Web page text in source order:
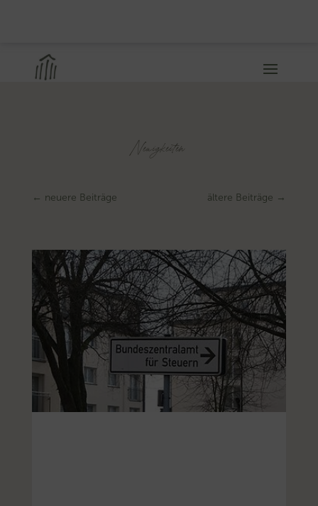
Neuigkeiten
← neuere Beiträge ältere Beiträge →